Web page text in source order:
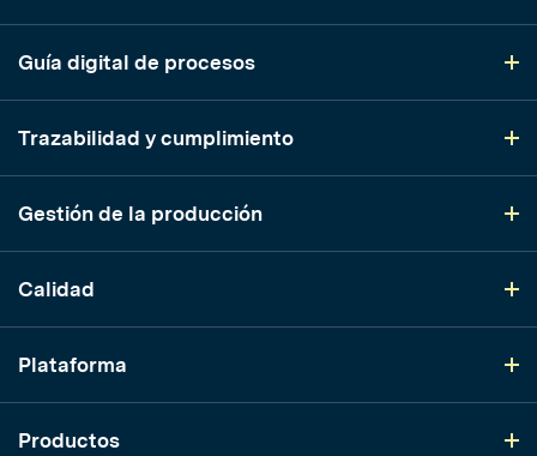
Guía digital de procesos
Trazabilidad y cumplimiento
Gestión de la producción
Calidad
Plataforma
Productos